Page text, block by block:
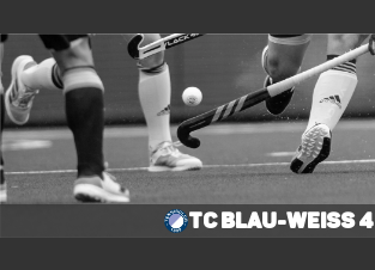
TC Blau-Weiss 4